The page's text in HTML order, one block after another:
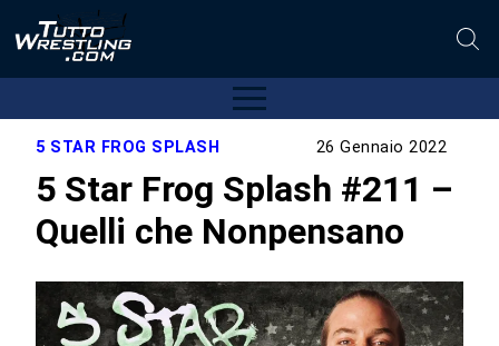
5 STAR FROG SPLASH 26 Gennaio 2022
5 Star Frog Splash #211 –
Quelli che Nonpensano